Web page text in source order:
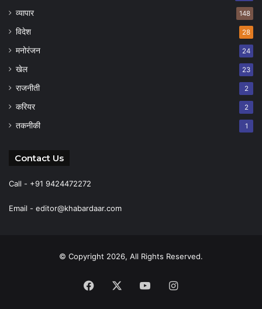
व्यापार 148
विदेश 28
मनोरंजन 24
खेल 23
राजनीती 2
करियर 2
तकनीकी 1
Contact Us
Call - +91 9424472272
Email - editor@khabardaar.com
© Copyright 2026, All Rights Reserved.
Facebook YouTubeInstagram